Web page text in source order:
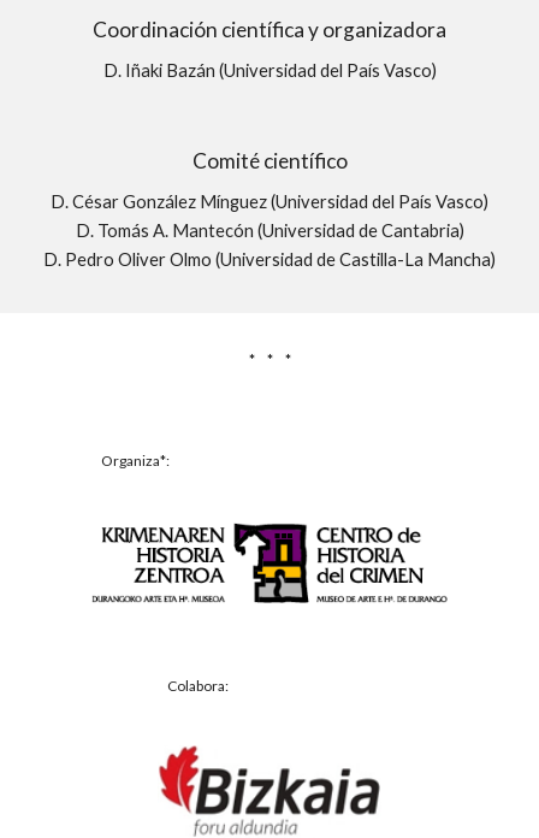
Coordinación científica y organizadora
D. Iñaki Bazán (Universidad del País Vasco)
Comité científico
D. César González Mínguez (Universidad del País Vasco)
D. Tomás A. Mantecón (Universidad de Cantabria)
D. Pedro Oliver Olmo (Universidad de Castilla-La Mancha)
*     *     *
Organiza*:
Colabora: